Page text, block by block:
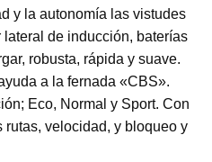
y la autonomía las vistudes
de inducción, baterías
robusta, rápida y suave.
a la fernada «CBS».
Eco, Normal y Sport. Con
velocidad, y bloqueo y